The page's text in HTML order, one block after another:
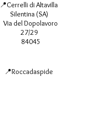
📍Cerrelli di Altavilla
Silentina (SA)
Via del Dopolavoro
27/29
84045
📍Roccadaspide